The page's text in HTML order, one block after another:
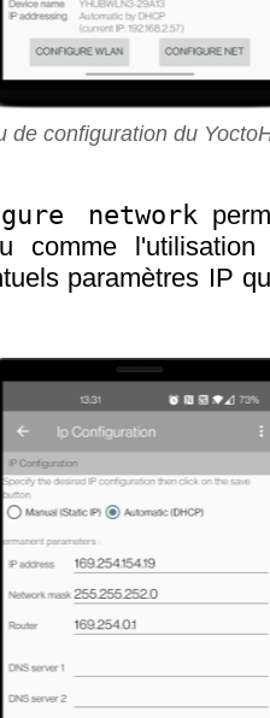
de configuration du
network
comme
paramètres IP